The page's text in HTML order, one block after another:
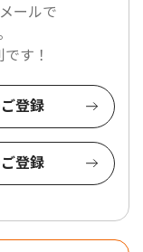
ールで
す！
登録
登録